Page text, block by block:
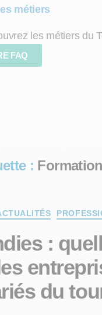
métiers
les métiers du
FAQ
:
:
du